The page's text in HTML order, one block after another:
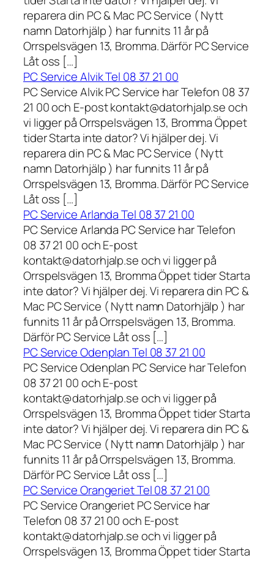
reparera din PC & Mac PC Service ( Nytt
namn Datorhjälp ) har funnits 11 år på
Orrspelsvägen 13, Bromma. Därför PC Service
Låt oss […]
PC Service Alvik Tel 08 37 21 00
PC Service Alvik PC Service har Telefon 08 37
21 00 och E-post kontakt@datorhjalp.se och
vi ligger på Orrspelsvägen 13, Bromma Öppet
tider Starta inte dator? Vi hjälper dej. Vi
reparera din PC & Mac PC Service ( Nytt
namn Datorhjälp ) har funnits 11 år på
Orrspelsvägen 13, Bromma. Därför PC Service
Låt oss […]
PC Service Arlanda Tel 08 37 21 00
PC Service Arlanda PC Service har Telefon
08 37 21 00 och E-post
kontakt@datorhjalp.se och vi ligger på
Orrspelsvägen 13, Bromma Öppet tider Starta
inte dator? Vi hjälper dej. Vi reparera din PC &
Mac PC Service ( Nytt namn Datorhjälp ) har
funnits 11 år på Orrspelsvägen 13, Bromma.
Därför PC Service Låt oss […]
PC Service Odenplan Tel 08 37 21 00
PC Service Odenplan PC Service har Telefon
08 37 21 00 och E-post
kontakt@datorhjalp.se och vi ligger på
Orrspelsvägen 13, Bromma Öppet tider Starta
inte dator? Vi hjälper dej. Vi reparera din PC &
Mac PC Service ( Nytt namn Datorhjälp ) har
funnits 11 år på Orrspelsvägen 13, Bromma.
Därför PC Service Låt oss […]
PC Service Orangeriet Tel 08 37 21 00
PC Service Orangeriet PC Service har
Telefon 08 37 21 00 och E-post
kontakt@datorhjalp.se och vi ligger på
Orrspelsvägen 13, Bromma Öppet tider Starta